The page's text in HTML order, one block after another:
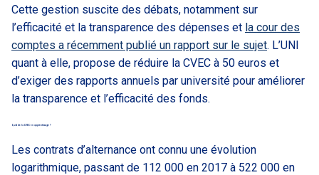
Cette gestion suscite des débats, notamment sur
l’efficacité et la transparence des dépenses et la cour des
comptes a récemment publié un rapport sur le sujet. L’UNI
quant à elle, propose de réduire la CVEC à 50 euros et
d’exiger des rapports annuels par université pour améliorer
la transparence et l’efficacité des fonds.
Quid de la CVEC en apprentissage ?
Les contrats d’alternance ont connu une évolution
logarithmique, passant de 112 000 en 2017 à 522 000 en